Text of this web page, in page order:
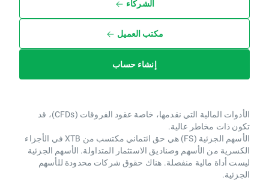
الشركاء
مكتب العميل
إنشاء حساب
الأدوات المالية التي نقدمها، خاصة عقود الفروقات (CFDs)، قد
تكون ذات مخاطر عالية.
الأسهم الجزئية (FS) هي حق ائتماني مكتسب من XTB ​​في الأجزاء
الكسرية من الأسهم وصناديق الاستثمار المتداولة. الأسهم الجزئية
ليست أداة مالية منفصلة. هناك حقوق شركات محدودة للأسهم
الجزئية.